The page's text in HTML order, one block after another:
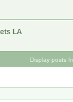
LA
Display posts